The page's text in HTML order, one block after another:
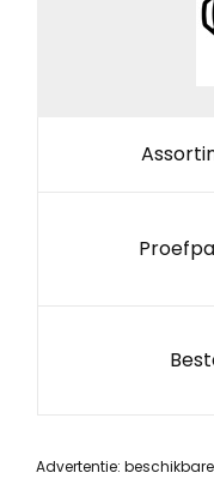
Advertentie: